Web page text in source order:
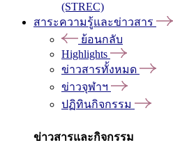
(STREC)
สาระความรู้และข่าวสาร
ย้อนกลับ
Highlights
ข่าวสารทั้งหมด
ข่าวจุฬาฯ
ปฏิทินกิจกรรม
ข่าวสารและกิจกรรม